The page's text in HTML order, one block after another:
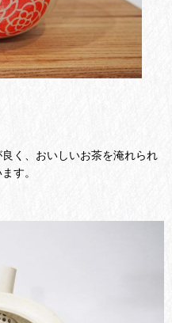
く、おいしいお茶を淹れられ
す。